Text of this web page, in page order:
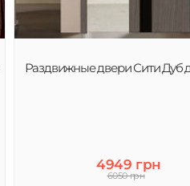
Раздвижные двери Сити Дуб
4949 грн
6050 грн